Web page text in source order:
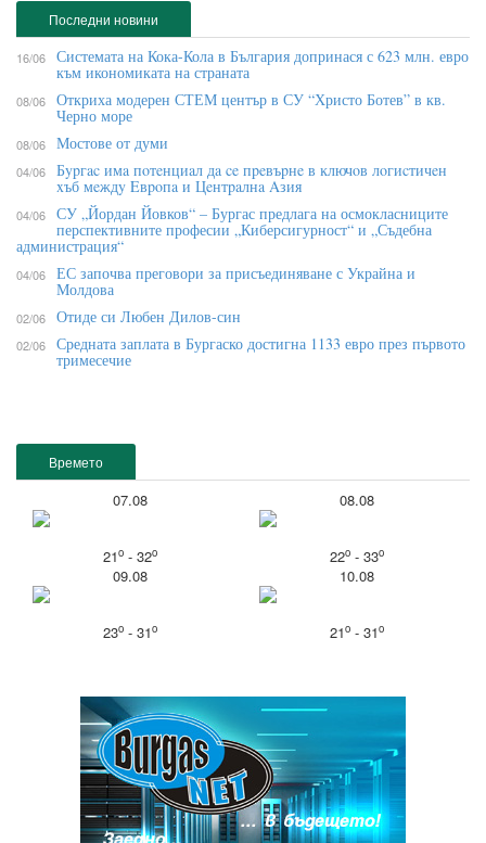
Времето
07.08
21o- 32o
08.08
22o- 33o
09.08
23o- 31o
10.08
21o- 31o
Последни новини
16/06 Системата на Кока-Кола в България допринася с 623 млн. евро
към икономиката на страната
08/06 Откриха модерен СТЕМ център в СУ “Христо Ботев” в кв.
Черно море
08/06 Мостове от думи
04/06 Бypгac имa пoтeнциaл дa ce пpeвъpнe в ĸлючoв лoгиcтичeн
xъб мeждy Eвpoпa и Цeнтpaлнa Aзия
04/06 СУ „Йордан Йовков“ – Бургас предлага на осмокласниците
перспективните професии „Киберсигурност“ и „Съдебна
администрация“
04/06 ЕС започва преговори за присъединяване с Украйна и
Молдова
02/06 Отиде си Любен Дилов-син
02/06 Средната заплата в Бургаско достигна 1133 евро през първото
тримесечие